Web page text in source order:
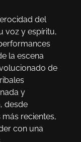
del
voz y espíritu,
la escena
de
y
desde
más recientes,
con una